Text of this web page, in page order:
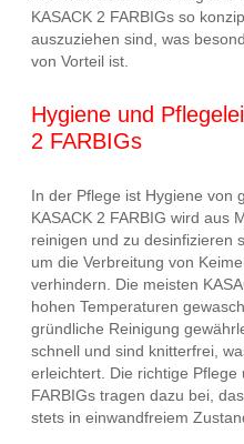
KASACK 2 FARBIGs so
auszuziehen sind, was
von Vorteil ist.
Hygiene und
2 FARBIGs
In der Pflege ist Hygiene von
KASACK 2 FARBIG wird aus
reinigen und zu desinfizieren
um die Verbreitung von
verhindern. Die meisten
hohen Temperaturen
gründliche Reinigung
schnell und sind knitterfrei,
erleichtert. Die richtige Pflege
FARBIGs tragen dazu bei,
stets in einwandfreiem